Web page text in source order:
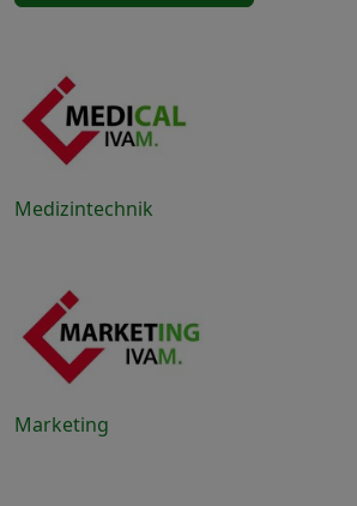
Medizintechnik
Marketing